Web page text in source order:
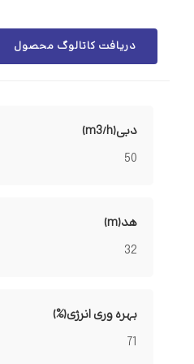
دریافت کاتالوگ محصول
دبی(m3/h)
50
هد(m)
32
بهره وری انرژی(%)
71